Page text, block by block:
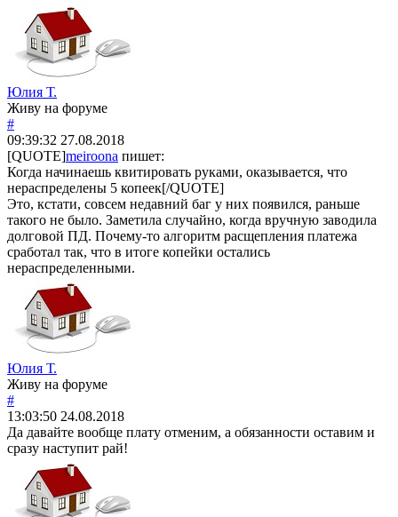
Юлия Т.
Живу на форуме
#
09:39:32 27.08.2018
[QUOTE]meiroona пишет:
Когда начинаешь квитировать руками, оказывается, что
нераспределены 5 копеек[/QUOTE]
Это, кстати, совсем недавний баг у них появился, раньше
такого не было. Заметила случайно, когда вручную заводила
долговой ПД. Почему-то алгоритм расщепления платежа
сработал так, что в итоге копейки остались
нераспределенными.
Юлия Т.
Живу на форуме
#
13:03:50 24.08.2018
Да давайте вообще плату отменим, а обязанности оставим и
сразу наступит рай!